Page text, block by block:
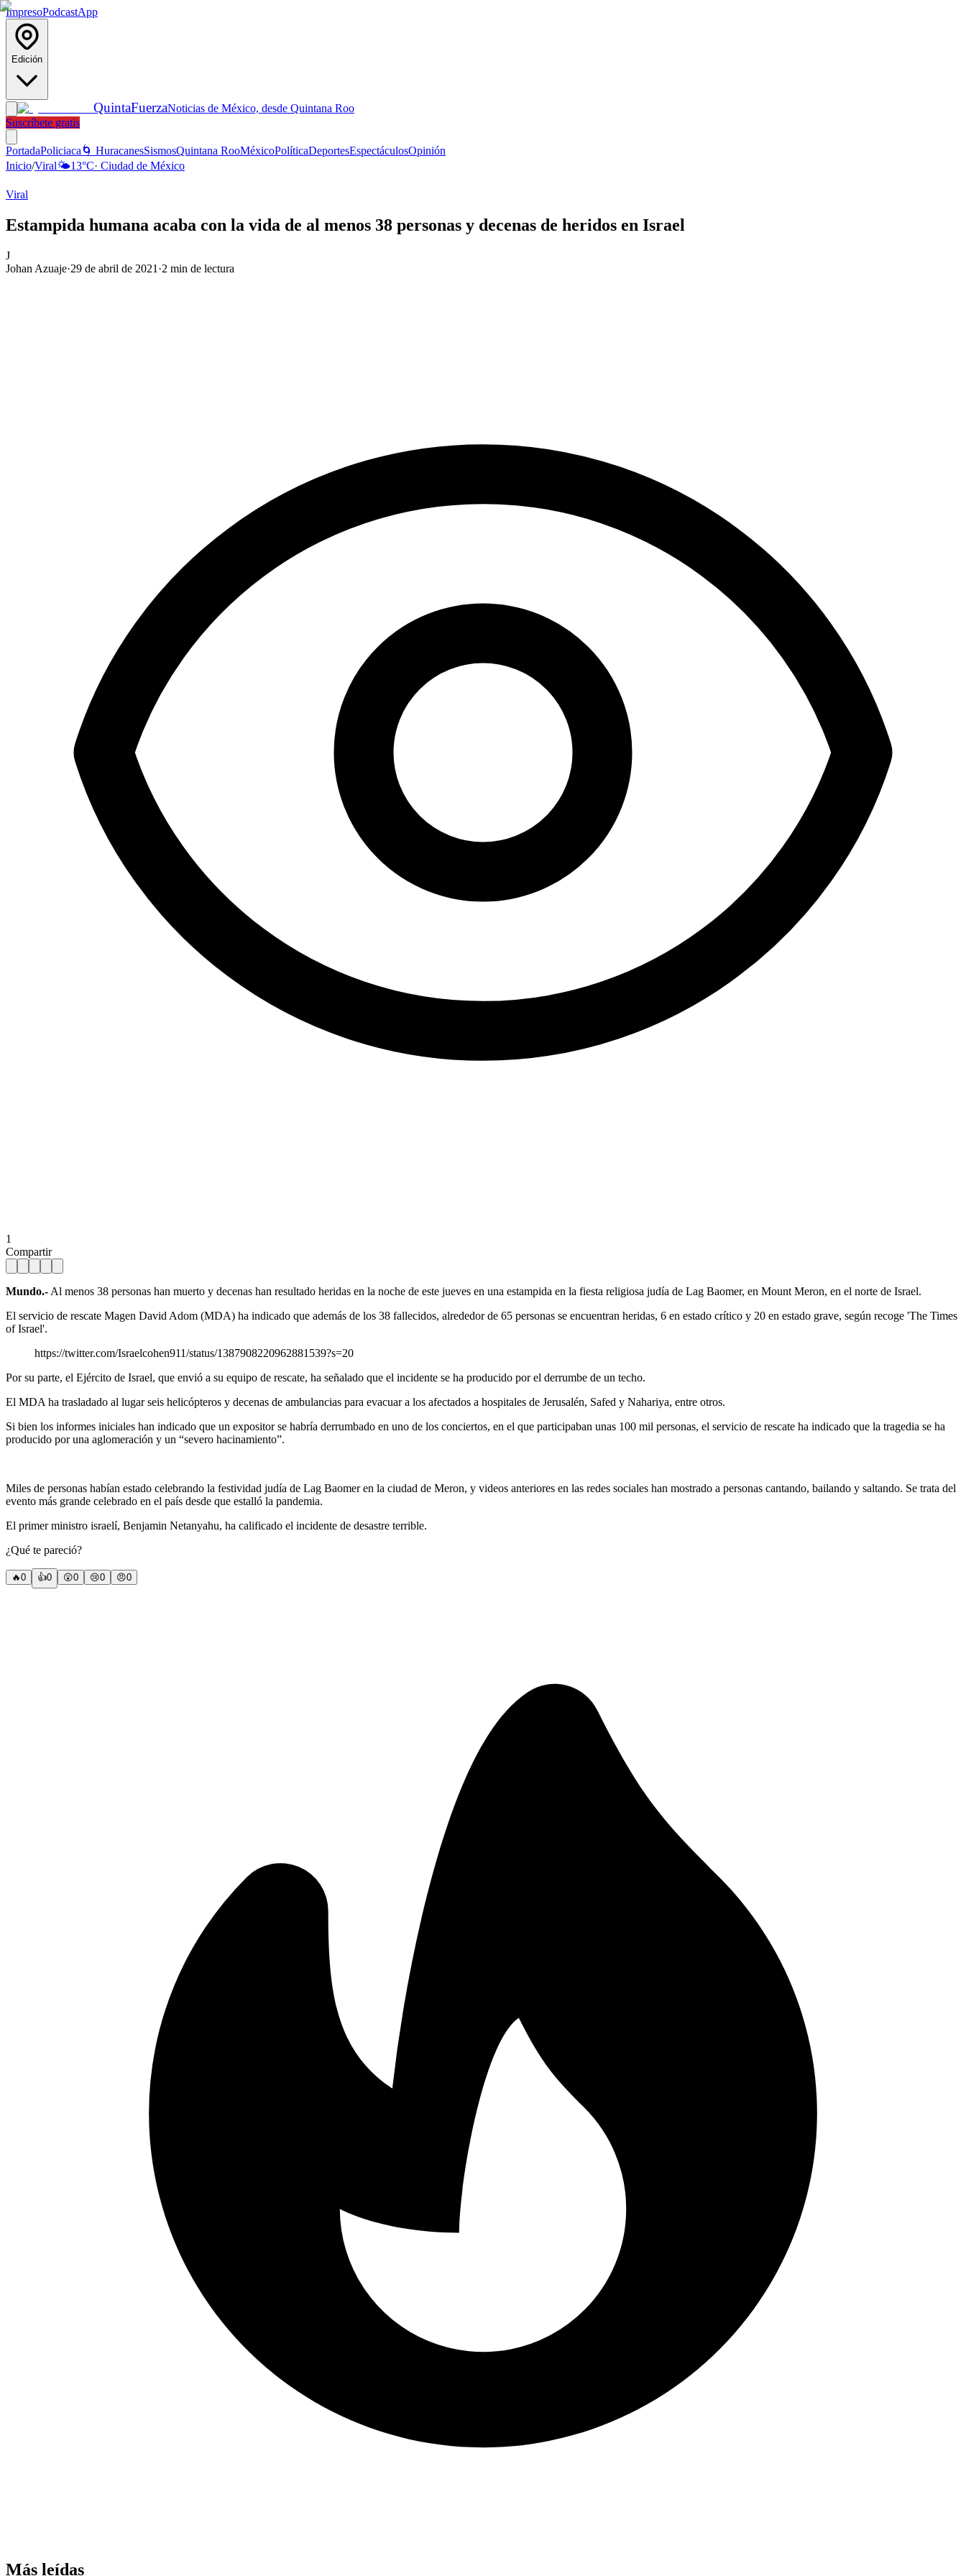
ImpresoPodcastApp
Edición
QuintaFuerzaNoticias de México, desde Quintana Roo
Suscríbete gratis
PortadaPoliciaca 🌀 HuracanesSismosQuintana RooMéxicoPolíticaDeportesEspectáculosOpinión
Inicio/Viral🌤️13°C· Ciudad de México
Viral
Estampida humana acaba con la vida de al menos 38 personas y decenas de heridos en Israel
J
Johan Azuaje·29 de abril de 2021 ·2 min de lectura
1
Compartir
Mundo.- Al menos 38 personas han muerto y decenas han resultado heridas en la noche de este jueves en una estampida en la fiesta religiosa judía de Lag Baomer, en Mount Meron, en el norte de Israel.
El servicio de rescate Magen David Adom (MDA) ha indicado que además de los 38 fallecidos, alrededor de 65 personas se encuentran heridas, 6 en estado crítico y 20 en estado grave, según recoge 'The Times
of Israel'.
https://twitter.com/Israelcohen911/status/1387908220962881539?s=20
Por su parte, el Ejército de Israel, que envió a su equipo de rescate, ha señalado que el incidente se ha producido por el derrumbe de un techo.
El MDA ha trasladado al lugar seis helicópteros y decenas de ambulancias para evacuar a los afectados a hospitales de Jerusalén, Safed y Nahariya, entre otros.
Si bien los informes iniciales han indicado que un expositor se habría derrumbado en uno de los conciertos, en el que participaban unas 100 mil personas, el servicio de rescate ha indicado que la tragedia se ha
producido por una aglomeración y un “severo hacinamiento”.
Miles de personas habían estado celebrando la festividad judía de Lag Baomer en la ciudad de Meron, y videos anteriores en las redes sociales han mostrado a personas cantando, bailando y saltando. Se trata del
evento más grande celebrado en el país desde que estalló la pandemia.
El primer ministro israelí, Benjamin Netanyahu, ha calificado el incidente de desastre terrible.
¿Qué te pareció?
🔥0 👍0 😲0 😢0 😠0
Más leídas